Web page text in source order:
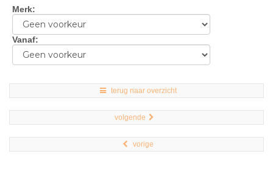
Merk:
Vanaf:
terug naar overzicht
volgende
vorige